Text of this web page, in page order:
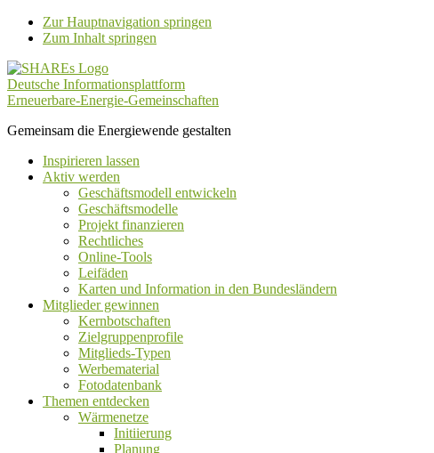
Zur Hauptnavigation springen
Zum Inhalt springen
Deutsche Informationsplattform
Erneuerbare-Energie-Gemeinschaften
Gemeinsam die Energiewende gestalten
Inspirieren lassen
Aktiv werden
Geschäftsmodell entwickeln
Geschäftsmodelle
Projekt finanzieren
Rechtliches
Online-Tools
Leifäden
Karten und Information in den Bundesländern
Mitglieder gewinnen
Kernbotschaften
Zielgruppenprofile
Mitglieds-Typen
Werbematerial
Fotodatenbank
Themen entdecken
Wärmenetze
Initiierung
Planung